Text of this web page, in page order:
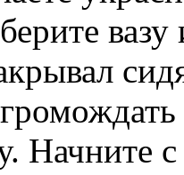
Начните